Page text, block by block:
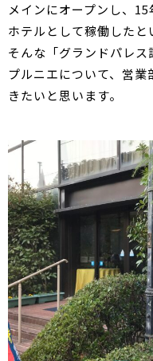
メインにオープンし、
ホテルとして稼働したと
そんな「グランドパレス
プルニエについて、営
きたいと思います。